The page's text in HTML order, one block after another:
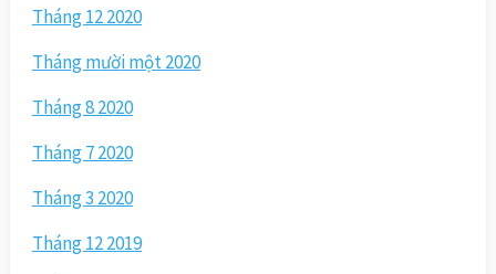
Tháng 12 2020
Tháng mười một 2020
Tháng 8 2020
Tháng 7 2020
Tháng 3 2020
Tháng 12 2019